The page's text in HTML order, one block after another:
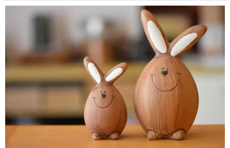
Napoje
Pieczywo
Przetwory
Posiłki
Zdrowo i fit